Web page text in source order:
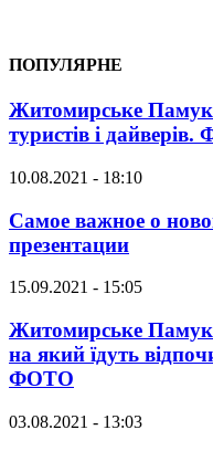
ПОПУЛЯРНЕ
Житомирське
туристів і
10.08.2021 - 18:10
Самое важное о
презентации
15.09.2021 - 15:05
Житомирське
на який їдуть
ФОТО
03.08.2021 - 13:03